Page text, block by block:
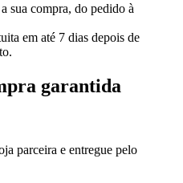
a sua compra, do pedido à
em até 7 dias depois de
garantida
parceira e entregue pelo